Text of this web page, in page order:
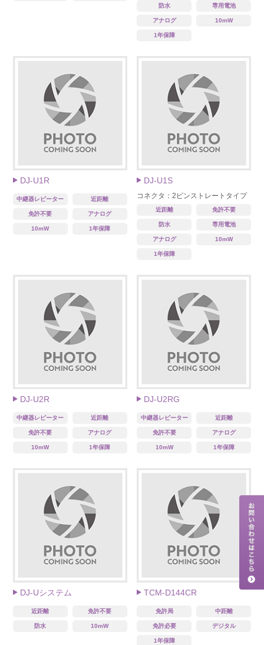
防水 専用電池
アナログ 10mW
1年保障
DJ-U1R
中継器レピーター 近距離
免許不要 アナログ
10mW 1年保障
DJ-U1S
コネクタ：2ピンストレートタイプ
近距離 免許不要
防水 専用電池
アナログ 10mW
1年保障
DJ-U2R
中継器レピーター 近距離
免許不要 アナログ
10mW 1年保障
DJ-U2RG
中継器レピーター 近距離
免許不要 アナログ
10mW 1年保障
DJ-Uシステム
近距離 免許不要
防水 10mW
TCM-D144CR
免許局 中距離
免許必要 デジタル
1年保障